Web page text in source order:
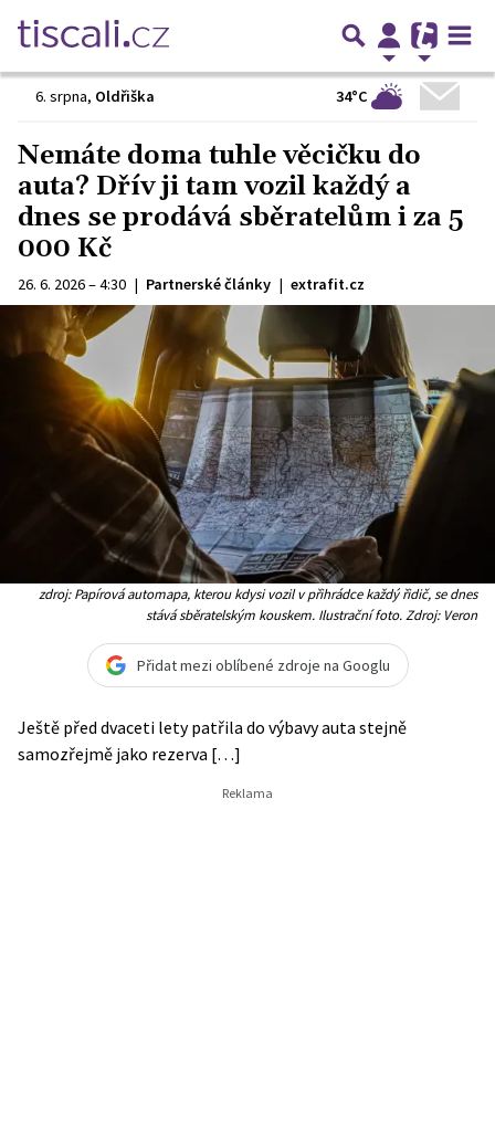
6. srpna, Oldřiška 34°C
Nemáte doma tuhle věcičku do
auta? Dřív ji tam vozil každý a
dnes se prodává sběratelům i za 5
000 Kč
26. 6. 2026 – 4:30 | Partnerské články | extrafit.cz
zdroj: Papírová automapa, kterou kdysi vozil v přihrádce každý řidič, se dnes
stává sběratelským kouskem. Ilustrační foto. Zdroj: Veron
Přidat mezi oblíbené zdroje na Googlu
Ještě před dvaceti lety patřila do výbavy auta stejně
samozřejmě jako rezerva […]